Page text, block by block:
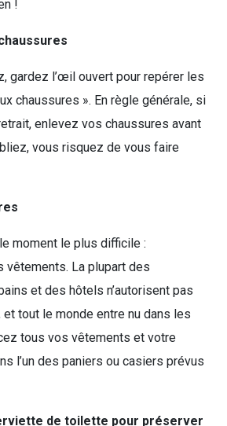
!
gardez l’œil ouvert pour repérer les
chaussures ». En règle générale, si
enlevez vos chaussures avant
vous risquez de vous faire
moment le plus difficile :
vêtements. La plupart des
et des hôtels n’autorisent pas
tout le monde entre nu dans les
tous vos vêtements et votre
l’un des paniers ou casiers prévus
de toilette pour préserver